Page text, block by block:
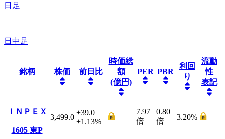
日足
日中足
銘柄 株価 前日比
時価総
額
(億円)
PER PBR
利回
り
流動
性
表記
ＩＮＰＥＸ
1605 東P
3,499.0
+39.0
+1.13%
7.97
倍
0.80
倍
3.20%